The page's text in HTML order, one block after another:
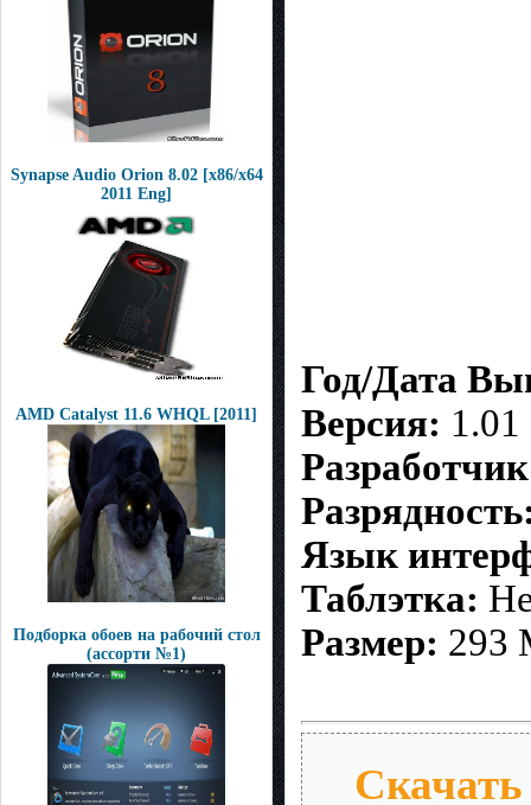
Synapse Audio Orion 8.02 [x86/x64
2011 Eng]
AMD Catalyst 11.6 WHQL [2011]
Подборка обоев на рабочий стол
(ассорти №1)
Год/Дата
Версия: 1.01
Язык
Таблэтка:
Размер: 293